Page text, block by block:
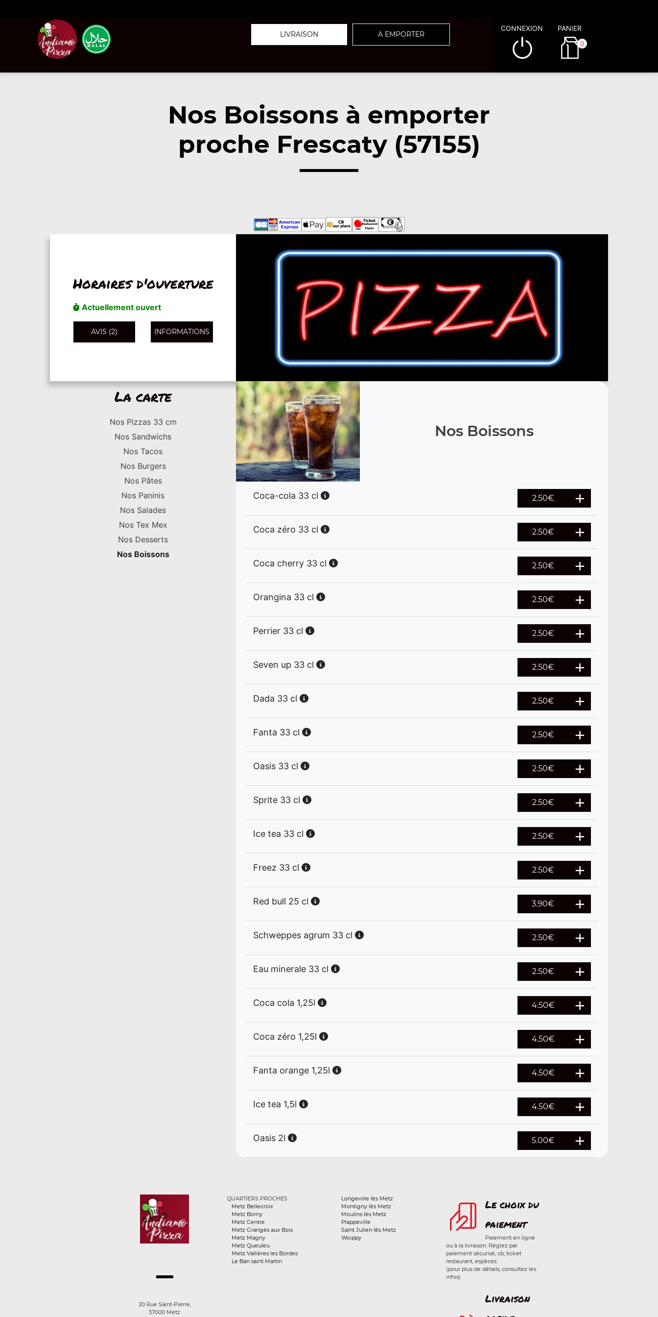
LIVRAISON A EMPORTER
CONNEXION PANIER
0
Nos Boissons à emporter
proche Frescaty (57155)
Horaires d'ouverture
Actuellement ouvert
AVIS (2) INFORMATIONS
La carte
Nos Pizzas 33 cm
Nos Sandwichs
Nos Tacos
Nos Burgers
Nos Pâtes
Nos Paninis
Nos Salades
Nos Tex Mex
Nos Desserts
Nos Boissons
Nos Boissons
Coca-cola 33 cl 2.50€
Coca zéro 33 cl 2.50€
Coca cherry 33 cl 2.50€
Orangina 33 cl 2.50€
Perrier 33 cl 2.50€
Seven up 33 cl 2.50€
Dada 33 cl 2.50€
Fanta 33 cl 2.50€
Oasis 33 cl 2.50€
Sprite 33 cl 2.50€
Ice tea 33 cl 2.50€
Freez 33 cl 2.50€
Red bull 25 cl 3.90€
Schweppes agrum 33 cl 2.50€
Eau minerale 33 cl 2.50€
Coca cola 1,25l 4.50€
Coca zéro 1,25l 4.50€
Fanta orange 1,25l 4.50€
Ice tea 1,5l 4.50€
Oasis 2l 5.00€
20 Rue Saint-Pierre,
57000 Metz
QUARTIERS PROCHES
Metz Bellecroix
Metz Borny
Metz Centre
Metz Granges aux Bois
Metz Magny
Metz Queuleu
Metz Vallières les Bordes
Le Ban saint Martin
Longeville lès Metz
Montigny lès Metz
Moulins lès Metz
Plappeville
Saint Julien lès Metz
Woippy
Le choix du
paiement
Paiement en ligne
ou à la livraison. Réglez par
paiement sécurisé, cb, ticket
restaurant, espèces.
(pour plus de détails, consultez les
infos)
Livraison